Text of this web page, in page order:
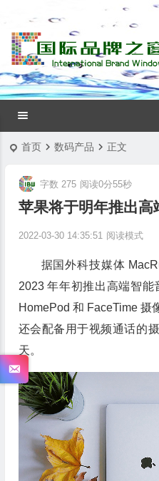
首页 数码产品 正文
苹果将于明年推出高
2022-03-30 14:35:51
字数 275 阅读0分55秒
阅读模式
据国外科技媒体
2023 年年初推出高端智能
HomePod 和 FaceTime 摄
还会配备用于视频通话的
天。